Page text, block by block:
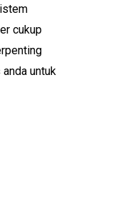
cukup
untuk